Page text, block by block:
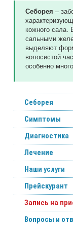
Себорея –
кожного сала.
сальными
выделяют
волосистой
особенно
Себорея
Симптомы
Диагностика
Лечение
Наши услуги
Прейскурант
Запись на
Вопросы и